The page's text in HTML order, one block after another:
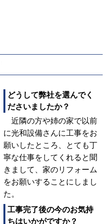
どうして弊社を選んでく
ださいましたか？
近隣の方や姉の家で以前
に光和設備さんに工事をお
願いしたところ、とても丁
寧な仕事をしてくれると聞
きまして、家のリフォーム
をお願いすることにしまし
た。
工事完了後の今のお気持
ちはいかがですか？